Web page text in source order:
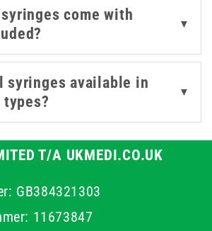
come with
▼
syringes available in
▼
T/A UKMEDI.CO.UK
GB384321303
11673847